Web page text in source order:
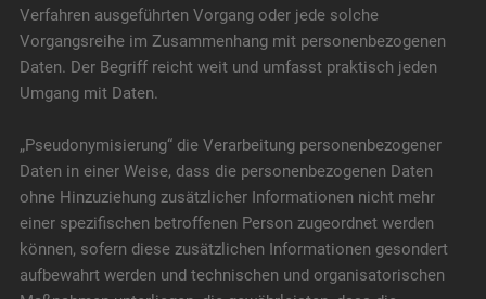
Verfahren ausgeführten Vorgang oder jede solche
Vorgangsreihe im Zusammenhang mit personenbezogenen
Daten. Der Begriff reicht weit und umfasst praktisch jeden
Umgang mit Daten.
„Pseudonymisierung“ die Verarbeitung personenbezogener
Daten in einer Weise, dass die personenbezogenen Daten
ohne Hinzuziehung zusätzlicher Informationen nicht mehr
einer spezifischen betroffenen Person zugeordnet werden
können, sofern diese zusätzlichen Informationen gesondert
aufbewahrt werden und technischen und organisatorischen